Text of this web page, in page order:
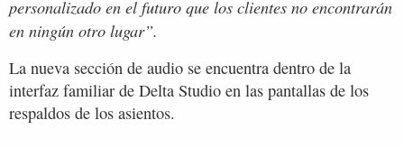
personalizado en el futuro que los clientes no encontrarán
en ningún otro lugar”.
La nueva sección de audio se encuentra dentro de la
interfaz familiar de Delta Studio en las pantallas de los
respaldos de los asientos.